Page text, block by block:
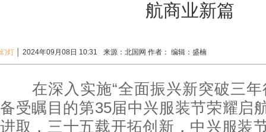
航商业新篇
幻灯 2024年09月08日 10:31 来源： 北国网 作者： 编辑： 盛楠
在深入实施“全面振兴新突破三年
备受瞩目的第35届中兴服装节荣耀启
进取，三十五载开拓创新，中兴服装